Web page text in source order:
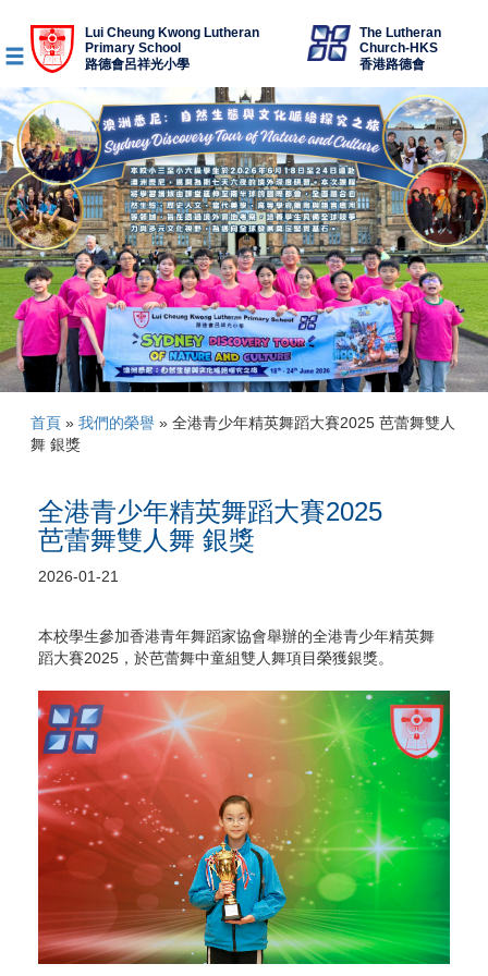
Lui Cheung Kwong Lutheran
Primary School
路德會呂祥光小學
The Lutheran
Church-HKS
香港路德會
首頁» 我們的榮譽» 全港青少年精英舞蹈大賽2025 芭蕾舞雙人
舞 銀獎
全港青少年精英舞蹈大賽2025
芭蕾舞雙人舞 銀獎
2026-01-21
本校學生參加香港青年舞蹈家協會舉辦的全港青少年精英舞
蹈大賽2025，於芭蕾舞中童組雙人舞項目榮獲銀獎。